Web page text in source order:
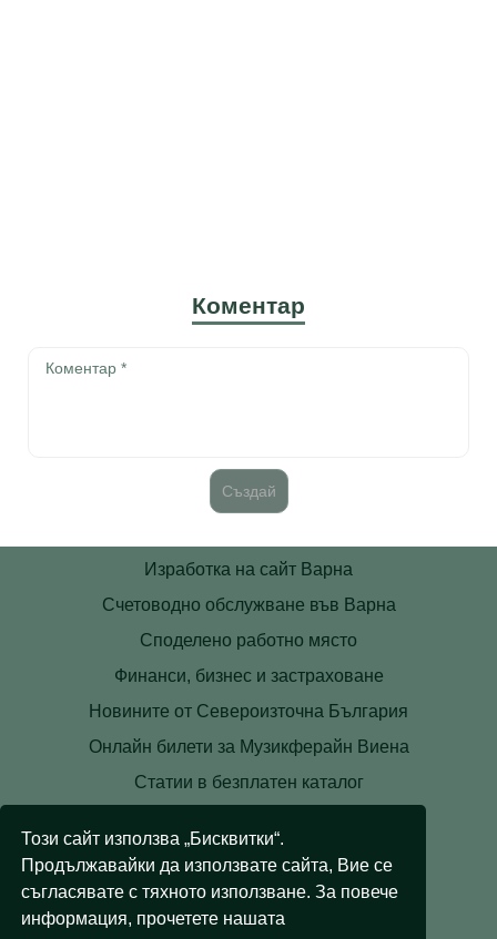
Този сайт използва „Бисквитки“.
Продължавайки да използвате сайта, Вие се
съгласявате с тяхното използване. За повече
информация, прочетете нашата
Коментар
Изработка на сайт Варна
Счетоводно обслужване във Варна
Споделено работно място
Финанси, бизнес и застраховане
Новините от Североизточна България
Онлайн билети за Музикферайн Виена
Статии в безплатен каталог
Лични данни
Бисквитки